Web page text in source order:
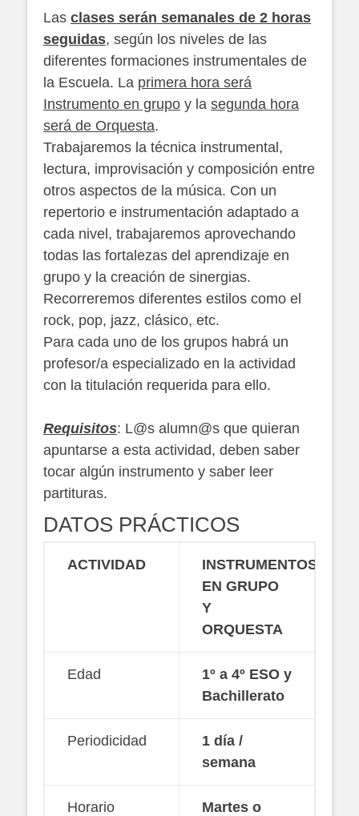
Las clases serán semanales de 2 horas
seguidas, según los niveles de las
diferentes formaciones instrumentales de
la Escuela. La primera hora será
Instrumento en grupo y la segunda hora
será de Orquesta.
Trabajaremos la técnica instrumental,
lectura, improvisación y composición entre
otros aspectos de la música. Con un
repertorio e instrumentación adaptado a
cada nivel, trabajaremos aprovechando
todas las fortalezas del aprendizaje en
grupo y la creación de sinergias.
Recorreremos diferentes estilos como el
rock, pop, jazz, clásico, etc.
Para cada uno de los grupos habrá un
profesor/a especializado en la actividad
con la titulación requerida para ello.
Requisitos: L@s alumn@s que quieran
apuntarse a esta actividad, deben saber
tocar algún instrumento y saber leer
partituras.
DATOS PRÁCTICOS
ACTIVIDAD
INSTRUMENTOS
EN GRUPO
Y
ORQUESTA
Edad
1º a 4º ESO y
Bachillerato
Periodicidad
1 día /
semana
Horario
Martes o